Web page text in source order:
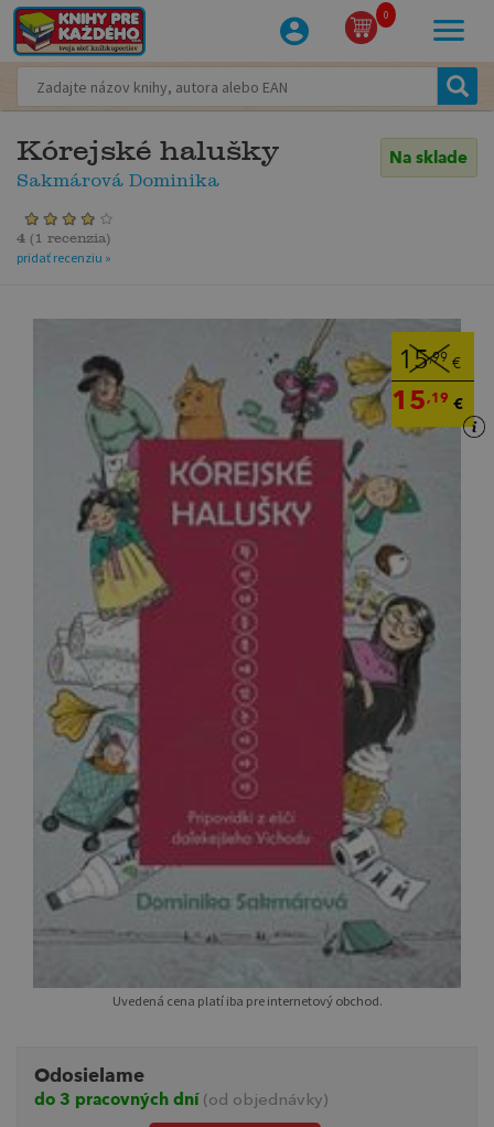
0
Kórejské halušky
Sakmárová Dominika
Na sklade
4 ( 1 recenzia)
pridať recenziu »
15,99 €
15,19 €
Uvedená cena platí iba pre internetový obchod.
Odosielame
do 3 pracovných dní (od objednávky)